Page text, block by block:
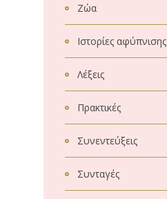
Ζώα
Ιστορίες αφύπνισης
Λέξεις
Πρακτικές
Συνεντεύξεις
Συνταγές